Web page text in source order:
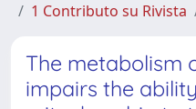
1 Contributo su Rivista
The metabolism
impairs the